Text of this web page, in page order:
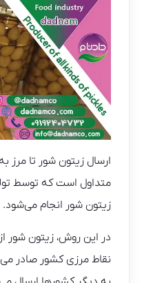
ارسال زیتون شور تا مرز
متداول است که توسط
زیتون شور انجام می‌شود.
در این روش، زیتون شور
نقاط مرزی کشور صادر